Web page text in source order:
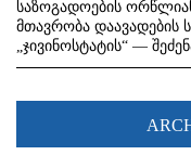
საზოგადოების
მთავრობა დაავადების
„ჯივინოსტატის“ —